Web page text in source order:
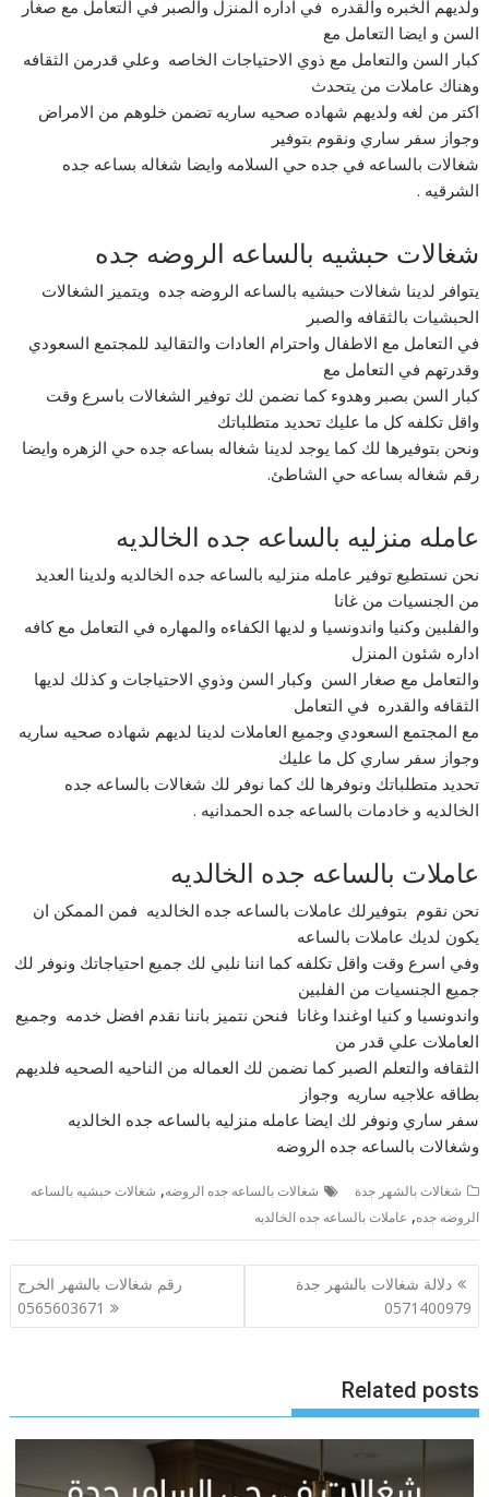
ولديهم الخبره والقدره في اداره المنزل والصبر في التعامل مع صغار
السن و ايضا التعامل مع
كبار السن والتعامل مع ذوي الاحتياجات الخاصه وعلي قدرمن الثقافه
وهناك عاملات من يتحدث
اكتر من لغه ولديهم شهاده صحيه ساريه تضمن خلوهم من الامراض
وجواز سفر ساري ونقوم بتوفير
شغالات بالساعه في جده حي السلامه وايضا شغاله بساعه جده
الشرقيه .
شغالات حبشيه بالساعه الروضه جده
يتوافر لدينا شغالات حبشيه بالساعه الروضه جده ويتميز الشغالات
الحبشيات بالثقافه والصبر
في التعامل مع الاطفال واحترام العادات والتقاليد للمجتمع السعودي
وقدرتهم في التعامل مع
كبار السن بصبر وهدوء كما نضمن لك توفير الشغالات باسرع وقت
واقل تكلفه كل ما عليك تحديد متطلباتك
ونحن بتوفيرها لك كما يوجد لدينا شغاله بساعه جده حي الزهره وايضا
رقم شغاله بساعه حي الشاطئ.
عامله منزليه بالساعه جده الخالديه
نحن نستطيع توفير عامله منزليه بالساعه جده الخالديه ولدينا العديد
من الجنسيات من غانا
والفلبين وكنيا واندونسيا و لديها الكفاءه والمهاره في التعامل مع كافه
اداره شئون المنزل
والتعامل مع صغار السن وكبار السن وذوي الاحتياجات و كذلك لديها
الثقافه والقدره في التعامل
مع المجتمع السعودي وجميع العاملات لدينا لديهم شهاده صحيه ساريه
وجواز سفر ساري كل ما عليك
تحديد متطلباتك ونوفرها لك كما نوفر لك شغالات بالساعه جده
الخالديه و خادمات بالساعه جده الحمدانيه .
عاملات بالساعه جده الخالديه
نحن نقوم بتوفيرلك عاملات بالساعه جده الخالديه فمن الممكن ان
يكون لديك عاملات بالساعه
وفي اسرع وقت واقل تكلفه كما اننا نلبي لك جميع احتياجاتك ونوفر لك
جميع الجنسيات من الفلبين
واندونسيا و كنيا اوغندا وغانا فنحن نتميز باننا نقدم افضل خدمه وجميع
العاملات علي قدر من
الثقافه والتعلم الصبر كما نضمن لك العماله من الناحيه الصحيه فلديهم
بطاقه علاجيه ساريه وجواز
سفر ساري ونوفر لك ايضا عامله منزليه بالساعه جده الخالديه
وشغالات بالساعه جده الروضه
شغالات بالشهر جدة شغالات بالساعه جده الروضه, شغالات حبشيه بالساعه
الروضه جده, عاملات بالساعه جده الخالديه
تصفّح
المقالات
دلالة شغالات بالشهر جدة
0571400979
رقم شغالات بالشهر الخرج
0565603671
Related posts